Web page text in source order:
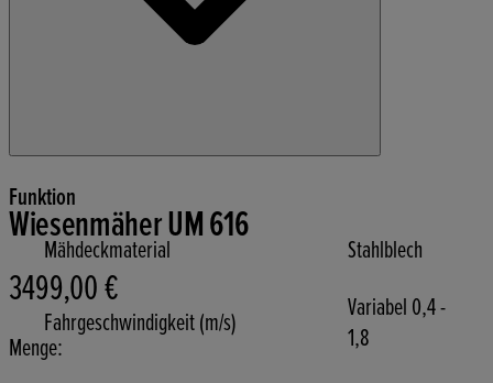
Funktion
Mähdeckmaterial
Stahlblech
Fahrgeschwindigkeit (m/s)
Variabel 0,4 -
1,8
Wiesenmäher UM 616
Aktueller Preis: 3499,00 €.
3499,00 €
Menge: